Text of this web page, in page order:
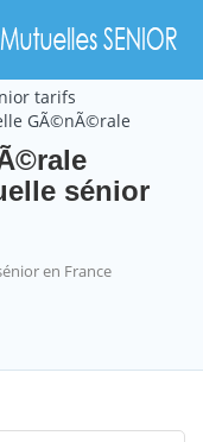
tarifs
GÃ©nÃ©rale
sénior
en France